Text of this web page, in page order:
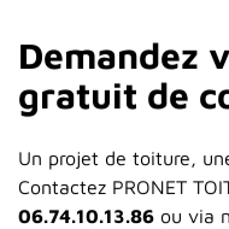
Demandez
gratuit de
Un projet de toiture,
Contactez PRONET
06.74.10.13.86 ou via